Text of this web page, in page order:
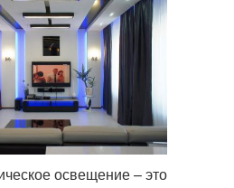
освещение – это